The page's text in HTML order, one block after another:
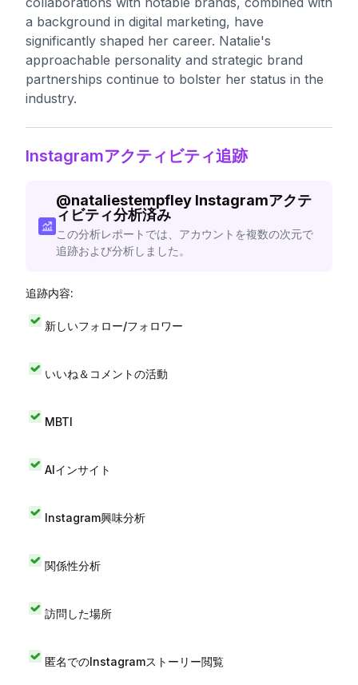
a background in digital marketing, have
significantly shaped her career. Natalie's
approachable personality and strategic brand
partnerships continue to bolster her status in the
industry.
Instagramアクティビティ追跡
@nataliestempfley Instagramアクテ
ィビティ分析済み
この分析レポートでは、アカウントを複数の次元で
追跡および分析しました。
追跡内容:
新しいフォロー/フォロワー
いいね＆コメントの活動
MBTI
AIインサイト
Instagram興味分析
関係性分析
訪問した場所
匿名でのInstagramストーリー閲覧